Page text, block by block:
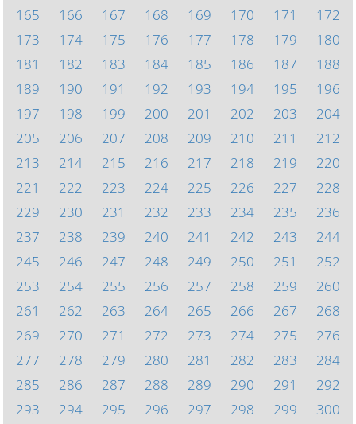
165
166 167 168 169 170 171
172
173
174 175 176 177 178 179
180
181
182 183 184 185 186 187
188
189
190 191 192 193 194 195
196
197
198 199 200 201 202 203
204
205
206 207 208 209 210 211
212
213
214 215 216 217 218 219
220
221
222 223 224 225 226 227
228
229
230 231 232 233 234 235
236
237
238 239 240 241 242 243
244
245
246 247 248 249 250 251
252
253
254 255 256 257 258 259
260
261
262 263 264 265 266 267
268
269
270 271 272 273 274 275
276
277
278 279 280 281 282 283
284
285
286 287 288 289 290 291
292
293
294 295 296 297 298 299
300